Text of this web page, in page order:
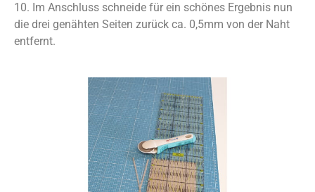
10. Im Anschluss schneide für ein schönes Ergebnis nun
die drei genähten Seiten zurück ca. 0,5mm von der Naht
entfernt.